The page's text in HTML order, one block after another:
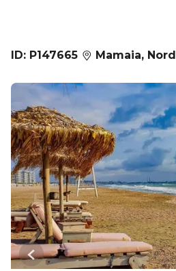
ID: P147665 Mamaia, Nord
Previous